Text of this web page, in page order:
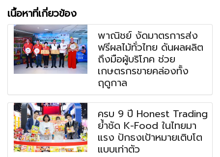
เนื้อหาที่เกี่ยวข้อง
พาณิชย์ งัดมาตรการส่ง
ฟรีผลไม้ทั่วไทย ดันผลผลิต
ถึงมือผู้บริโภค ช่วย
เกษตรกรขายคล่องทั้ง
ฤดูกาล
ครบ 9 ปี Honest Trading
ย้ำชัด K-Food ในไทยมา
แรง ปักธงเป้าหมายเติบโต
แบบเท่าตัว